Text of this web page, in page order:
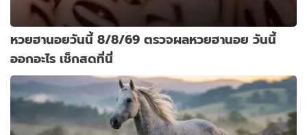
หวยฮานอยวันนี้ 8/8/69 ตรวจผลหวยฮานอย วันนี้
ออกอะไร เช็กสดที่นี่